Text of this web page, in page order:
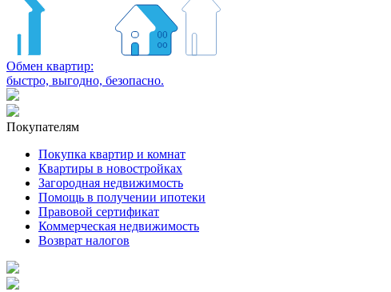
Обмен квартир:
быстро, выгодно, безопасно.
Покупателям
Покупка квартир и комнат
Квартиры в новостройках
Загородная недвижимость
Помощь в получении ипотеки
Правовой сертификат
Коммерческая недвижимость
Возврат налогов